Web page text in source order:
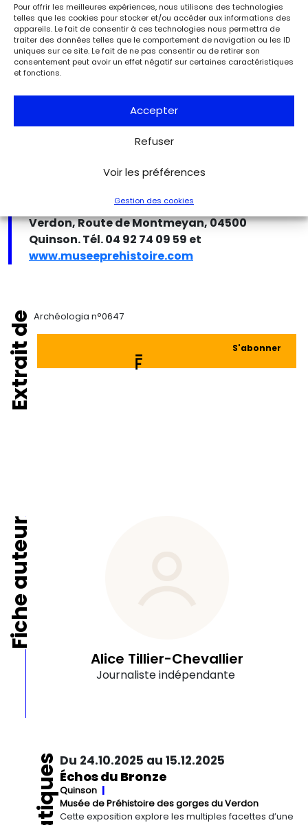
Pour offrir les meilleures expériences, nous utilisons des technologies
telles que les cookies pour stocker et/ou accéder aux informations des
appareils. Le fait de consentir à ces technologies nous permettra de
traiter des données telles que le comportement de navigation ou les ID
uniques sur ce site. Le fait de ne pas consentir ou de retirer son
consentement peut avoir un effet négatif sur certaines caractéristiques
et fonctions.
Accepter
Refuser
Voir les préférences
Gestion des cookies
Objets du dépôt de l’Âge du bronze de Moriez, Jas de Bernard.
Musée de Préhistoire des gorges du Verdon. © Jean-Michel
2026 au musée de Préhistoire des gorges du
Verdon, Route de Montmeyan, 04500
Quinson. Tél. 04 92 74 09 59 et
www.museeprehistoire.com
Extrait de Archéologia n°0647
S'abonner
Fiche auteur
Alice Tillier-Chevallier
Journaliste indépendante
Du 24.10.2025 au 15.12.2025
Échos du Bronze
Quinson
Musée de Préhistoire des gorges du Verdon
Cette exposition explore les multiples facettes d’une